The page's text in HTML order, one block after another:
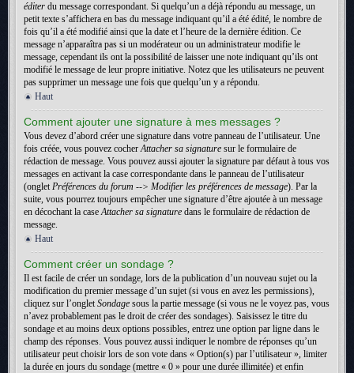
éditer du message correspondant. Si quelqu’un a déjà répondu au message, un
petit texte s’affichera en bas du message indiquant qu’il a été édité, le nombre de
fois qu’il a été modifié ainsi que la date et l’heure de la dernière édition. Ce
message n’apparaîtra pas si un modérateur ou un administrateur modifie le
message, cependant ils ont la possibilité de laisser une note indiquant qu’ils ont
modifié le message de leur propre initiative. Notez que les utilisateurs ne peuvent
pas supprimer un message une fois que quelqu’un y a répondu.
Haut
Comment ajouter une signature à mes messages ?
Vous devez d’abord créer une signature dans votre panneau de l’utilisateur. Une
fois créée, vous pouvez cocherAttacher sa signature sur le formulaire de
rédaction de message. Vous pouvez aussi ajouter la signature par défaut à tous vos
messages en activant la case correspondante dans le panneau de l’utilisateur
(ongletPréférences du forum --> Modifier les préférences de message). Par la
suite, vous pourrez toujours empêcher une signature d’être ajoutée à un message
en décochant la caseAttacher sa signature dans le formulaire de rédaction de
message.
Haut
Comment créer un sondage ?
Il est facile de créer un sondage, lors de la publication d’un nouveau sujet ou la
modification du premier message d’un sujet (si vous en avez les permissions),
cliquez sur l’ongletSondage sous la partie message (si vous ne le voyez pas, vous
n’avez probablement pas le droit de créer des sondages). Saisissez le titre du
sondage et au moins deux options possibles, entrez une option par ligne dans le
champ des réponses. Vous pouvez aussi indiquer le nombre de réponses qu’un
utilisateur peut choisir lors de son vote dans « Option(s) par l’utilisateur », limiter
la durée en jours du sondage (mettre « 0 » pour une durée illimitée) et enfin